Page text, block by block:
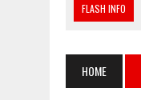
FLASH INFO
28 AVRIL 2026
HOME